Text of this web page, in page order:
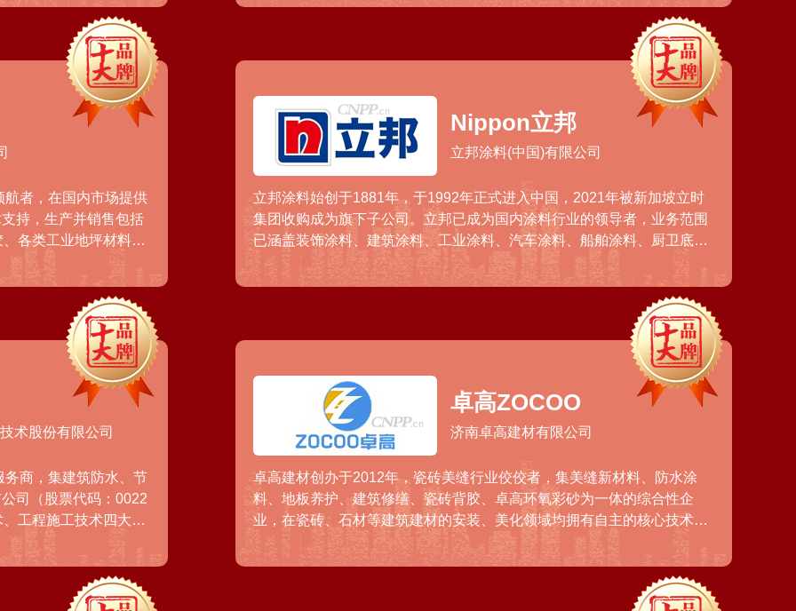
者，在国内市场提供
持，生产并销售包括
各类工业地坪材料、
同时西卡也向工业制
为船舶制造提供防水
计和系统解决方案。
Nippon立邦
立邦涂料(中国)有限公司
立邦涂料始创于1881年，于1992年正式进入中国，2021年被新加坡立时
集团收购成为旗下子公司。立邦已成为国内涂料行业的领导者，业务范围
已涵盖装饰涂料、建筑涂料、工业涂料、汽车涂料、船舶涂料、厨卫底
材、防护涂料、卷材涂料、粉末涂料和辅材等多个领域。立邦在中国设立
术股份有限公司
商，集建筑防水、节
司（股票代码：0022
工程施工技术四大研
公路、地铁及城市轨
卓高ZOCOO
济南卓高建材有限公司
卓高建材创办于2012年，瓷砖美缝行业佼佼者，集美缝新材料、防水涂
料、地板养护、建筑修缮、瓷砖背胶、卓高环氧彩砂为一体的综合性企
业，在瓷砖、石材等建筑建材的安装、美化领域均拥有自主的核心技术。
卓高建材在全国构建了1000多个遍布城市的综合性服务网点，是国内、东